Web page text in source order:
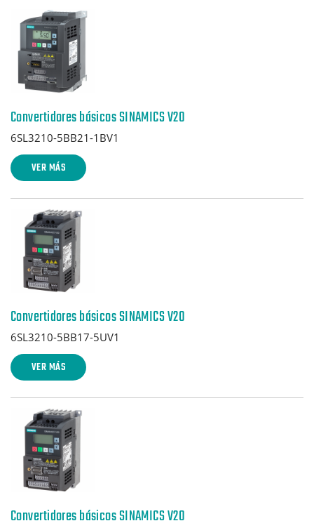
Convertidores básicos SINAMICS V20
6SL3210-5BB21-1BV1
VER MÁS
Convertidores básicos SINAMICS V20
6SL3210-5BB17-5UV1
VER MÁS
Convertidores básicos SINAMICS V20